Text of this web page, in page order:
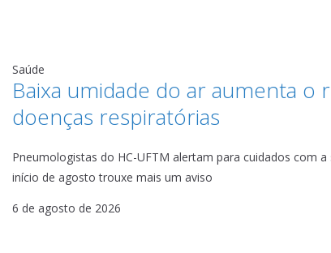
Saúde
Baixa umidade do ar aumenta o
doenças respiratórias
Pneumologistas do HC-UFTM alertam para cuidados com
início de agosto trouxe mais um aviso
6 de agosto de 2026